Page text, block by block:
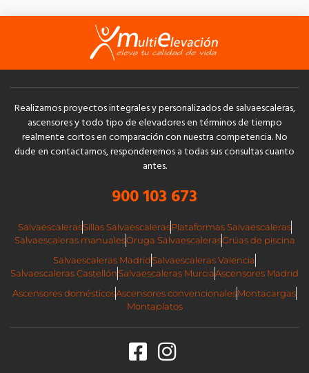
Realizamos proyectos integrales y personalizados de salvaescaleras,
ascensores y todo tipo de elevadores en términos de tiempo
realmente cortos en comparación con nuestra competencia. No
dude en contactarnos, responderemos a todas sus consultas cuanto
antes.
900 103 673
SalvaescalerasSillas SalvaescalerasPlataformas Salvaescaleras
Salvaescaleras manualesOruga SalvaescalerasGrúas de piscina
Salvaescaleras MadridSalvaescaleras Valencia
Salvaescaleras CastellónSalvaescaleras MurciaAscensores Madrid
Ascensores domésticosAscensores convencionalesMontacargas
Montaplatos